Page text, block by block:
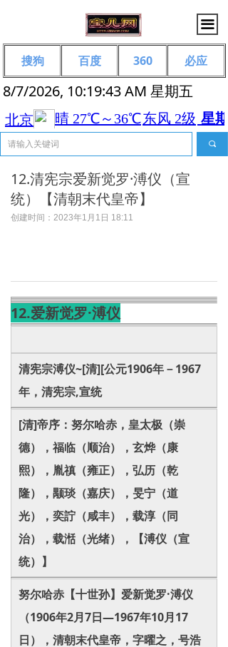
끀
8/7/2026, 10:19:44 AM 星期五
끠
搜狗 百度 360 必应
12.清宪宗爱新觉罗·溥仪（宣
统）【清朝末代皇帝】
创建时间： 2023年1月1日 18:11
12.爱新觉罗·溥仪
清宪宗溥仪~[清][公元1906年－1967
年，清宪宗,宣统
[清]帝序：努尔哈赤，皇太极（崇
德），福临（顺治），玄烨（康
熙），胤禛（雍正），弘历（乾
隆），颙琰（嘉庆），旻宁（道
光），奕詝（咸丰），载淳（同
治），载湉（光绪），【溥仪（宣
统）】
努尔哈赤【十世孙】爱新觉罗·溥仪
（1906年2月7日—1967年10月17
日），清朝末代皇帝，字曜之，号浩